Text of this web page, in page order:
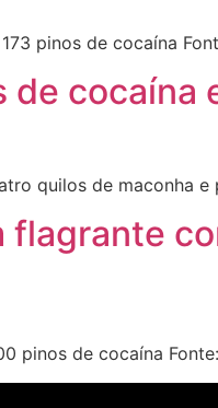
pinos de cocaína
de cocaína
quilos de maconha e
flagrante
pinos de cocaína